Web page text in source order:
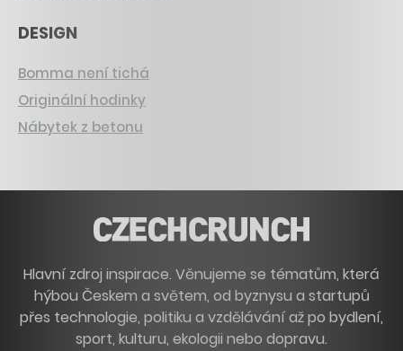
DESIGN
Bomma není tichá
Originální hodinky
Nábytek z betonu
Hlavní zdroj inspirace. Věnujeme se tématům, která
hýbou Českem a světem, od byznysu a startupů
přes technologie, politiku a vzdělávání až po bydlení,
sport, kulturu, ekologii nebo dopravu.